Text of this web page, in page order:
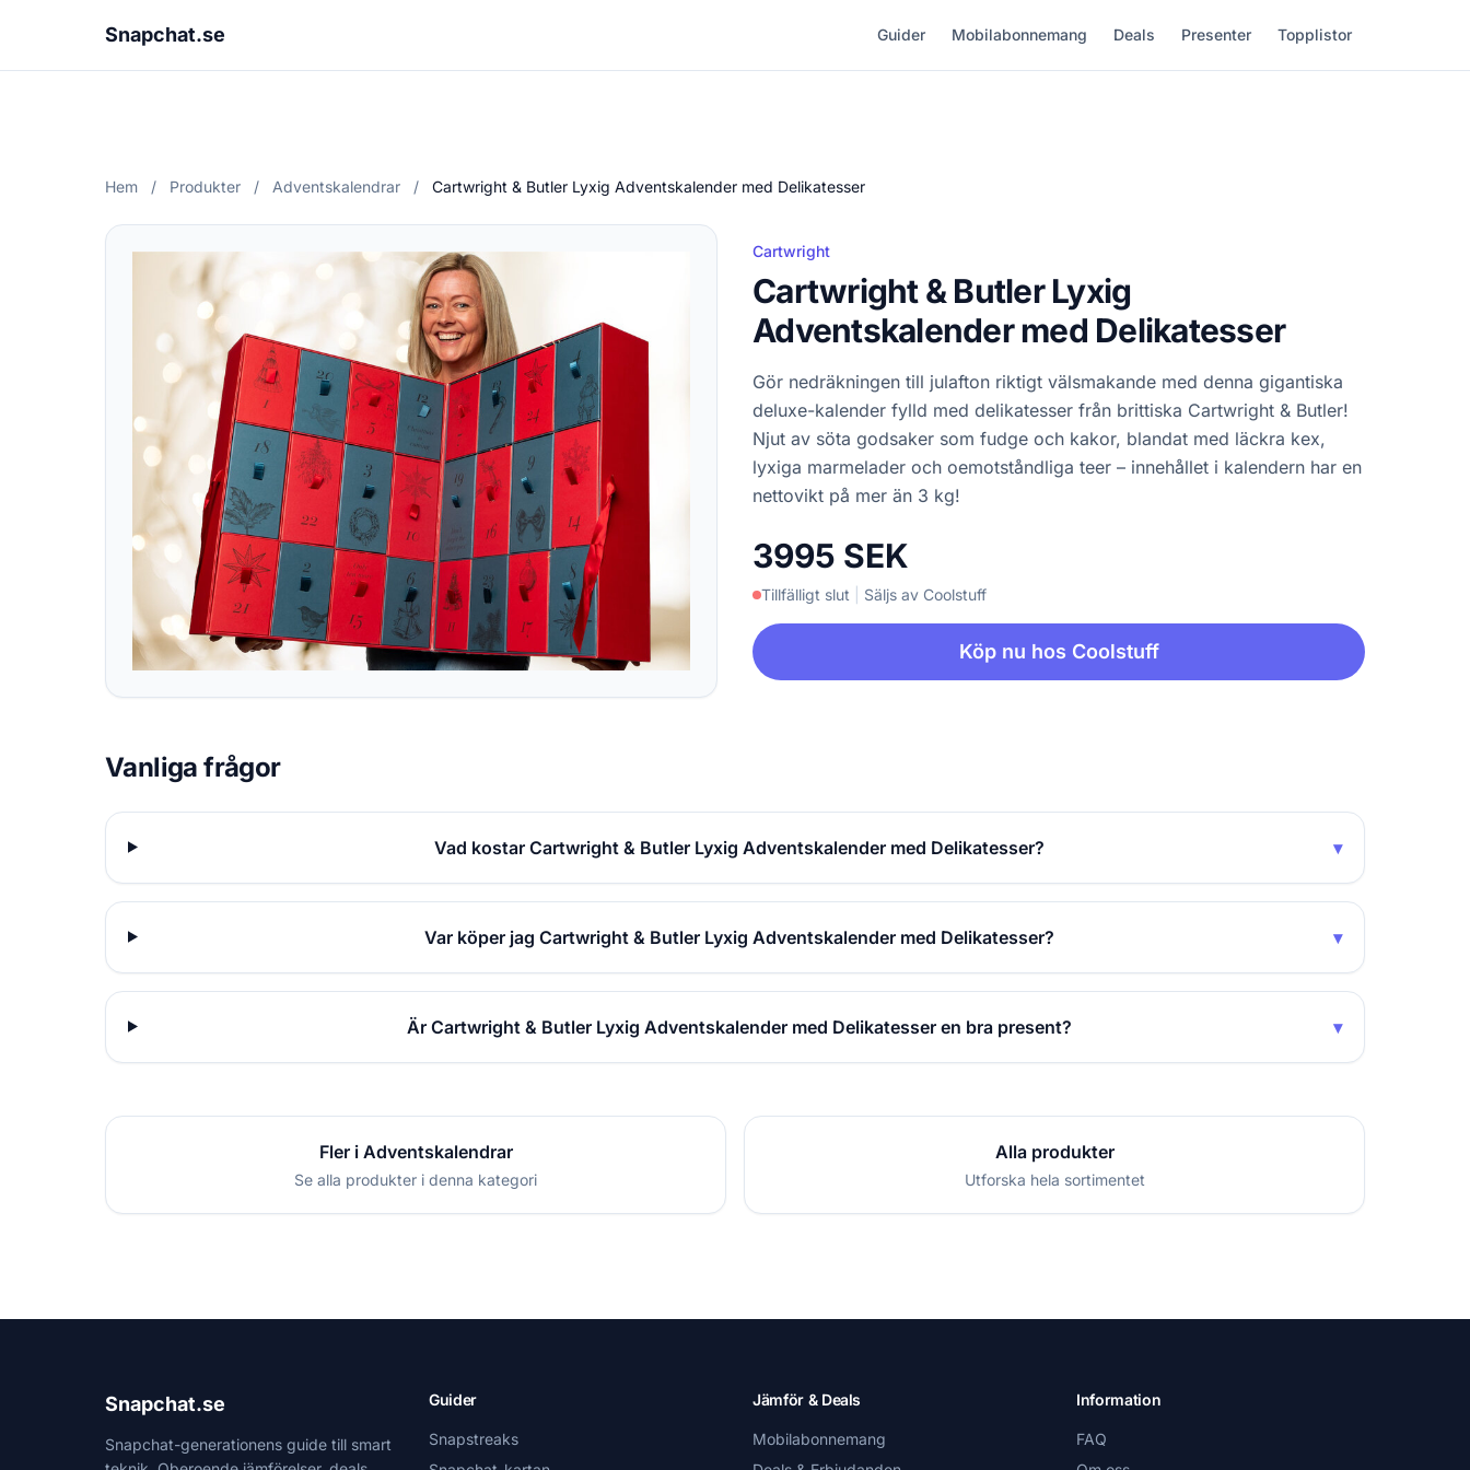
Snapchat.se Guider Mobilabonnemang Deals Presenter Topplistor
Hem / Produkter / Adventskalendrar / Cartwright & Butler Lyxig Adventskalender med Delikatesser
Cartwright
Cartwright & Butler Lyxig
Adventskalender med Delikatesser
Gör nedräkningen till julafton riktigt välsmakande med denna gigantiska
deluxe-kalender fylld med delikatesser från brittiska Cartwright & Butler!
Njut av söta godsaker som fudge och kakor, blandat med läckra kex,
lyxiga marmelader och oemotståndliga teer – innehållet i kalendern har en
nettovikt på mer än 3 kg!
3995 SEK
Tillfälligt slut Säljs av Coolstuff
Köp nu hos Coolstuff
Vanliga frågor
Vad kostar Cartwright & Butler Lyxig Adventskalender med Delikatesser? ▾
Var köper jag Cartwright & Butler Lyxig Adventskalender med Delikatesser? ▾
Är Cartwright & Butler Lyxig Adventskalender med Delikatesser en bra present? ▾
Fler i Adventskalendrar
Se alla produkter i denna kategori
Alla produkter
Utforska hela sortimentet
Snapchat.se
Snapchat-generationens guide till smart
Guider
Snapstreaks
Jämför & Deals
Mobilabonnemang
Information
FAQ